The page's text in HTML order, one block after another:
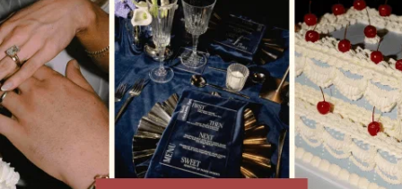
выпечку собственного производства.
В зоне международных рейсов гостей ждет более
широкий ассортимент. Здесь также предлагают
картофель фри и куриные снеки.